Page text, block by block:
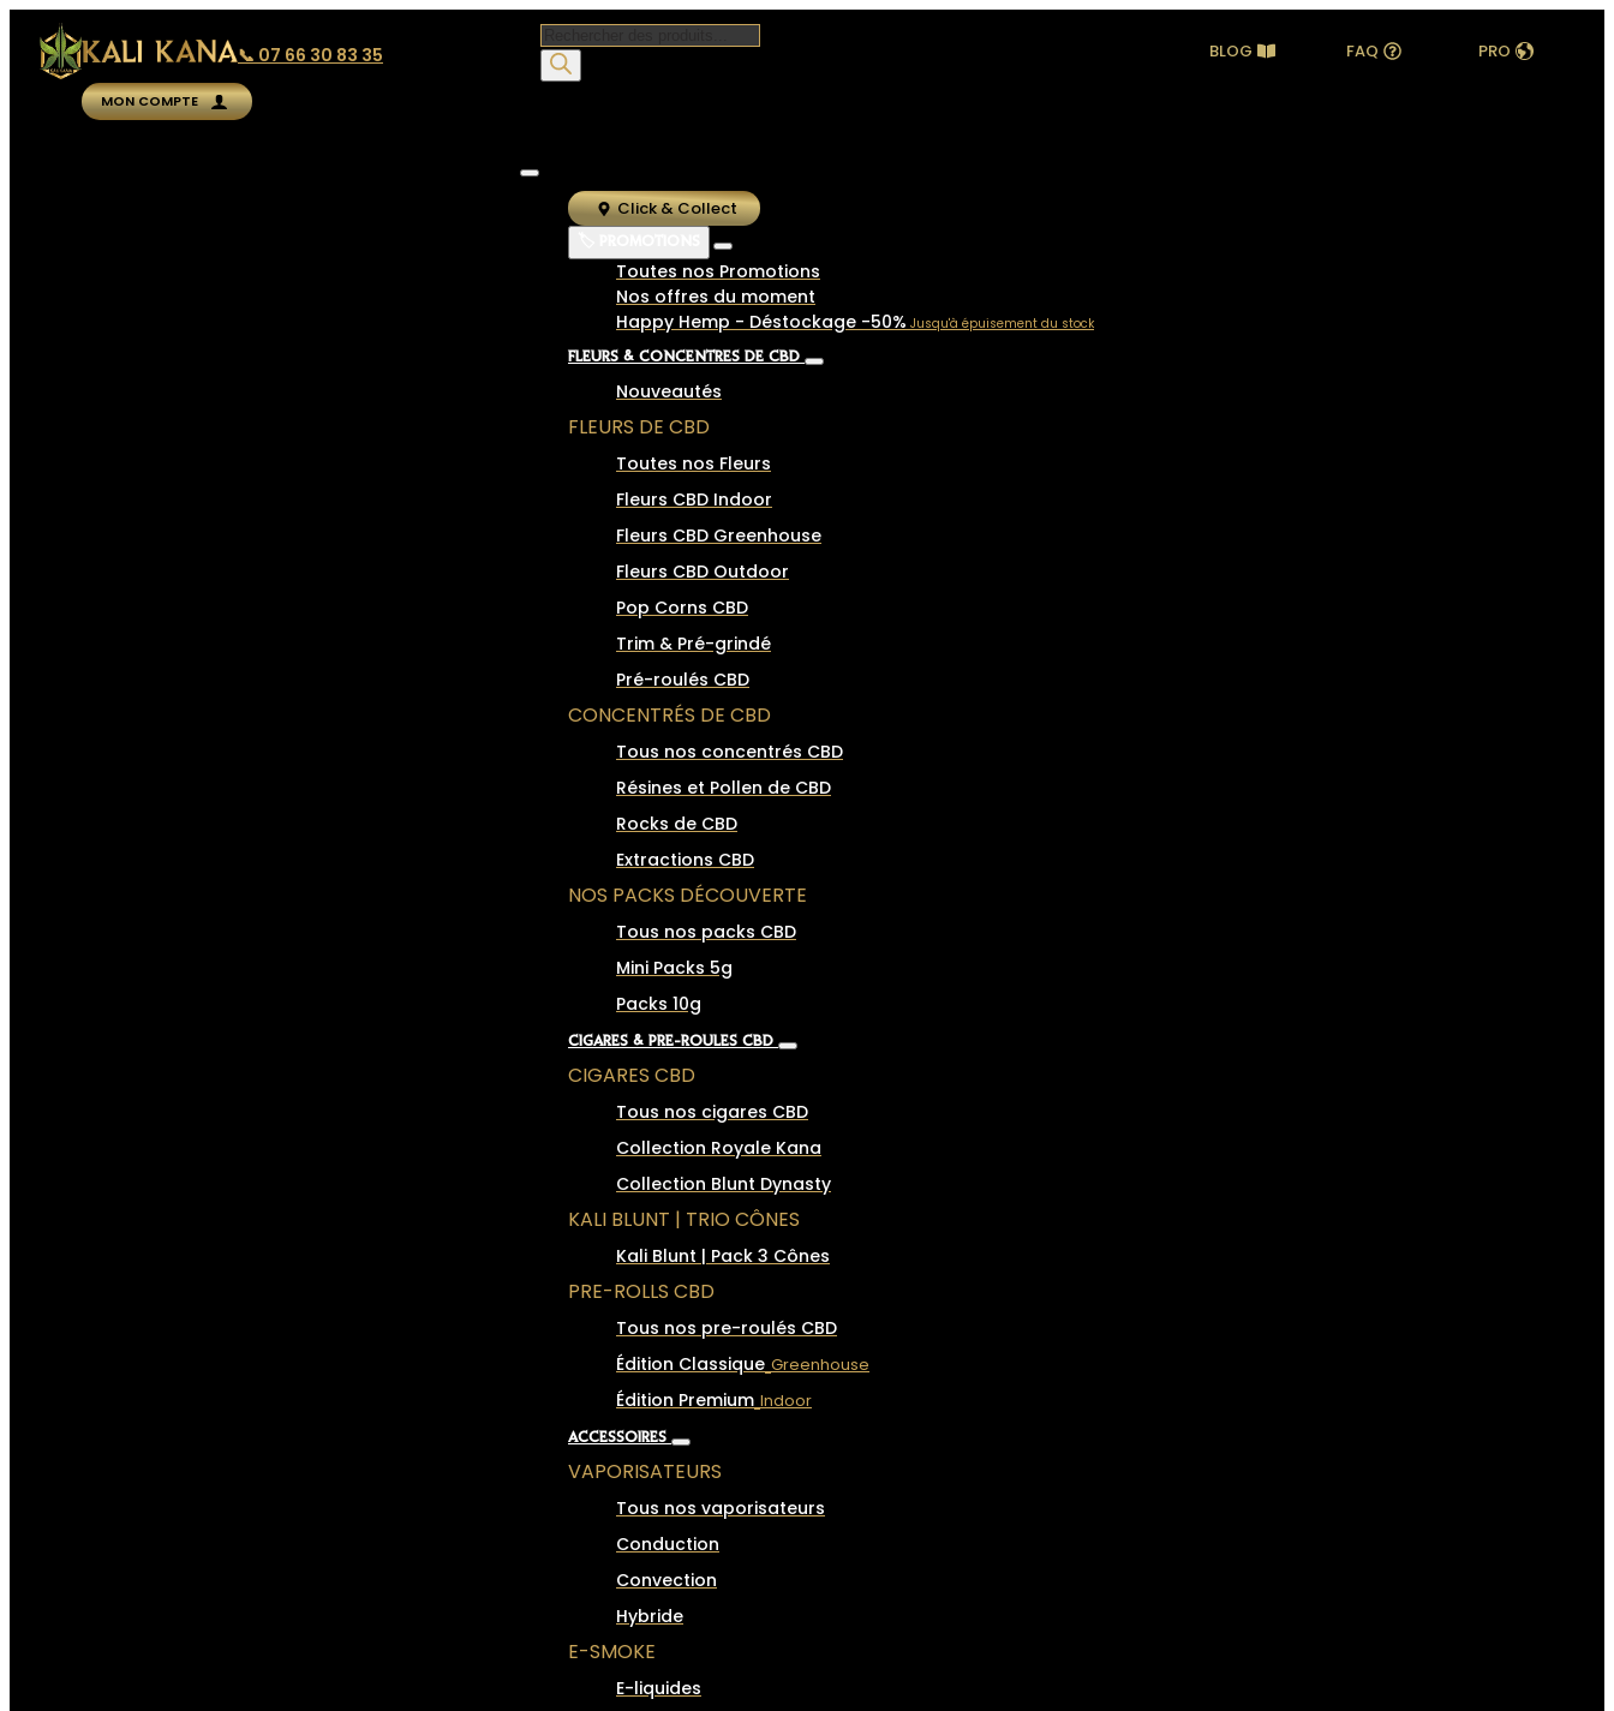
📞 07 66 30 83 35
Recherche
de
BLOG FAQ PRO
MON COMPTE
Click & Collect
Toutes nos Promotions
Nos offres du moment
Happy Hemp - Déstockage -50% Jusqu'à épuisement du stock
FLEURS & CONCENTRÉS DE CBD
Nouveautés
FLEURS DE CBD
Toutes nos Fleurs
Fleurs CBD Indoor
Fleurs CBD Greenhouse
Fleurs CBD Outdoor
Pop Corns CBD
Trim & Pré-grindé
Pré-roulés CBD
CONCENTRÉS DE CBD
Tous nos concentrés CBD
Résines et Pollen de CBD
Rocks de CBD
Extractions CBD
NOS PACKS DÉCOUVERTE
Tous nos packs CBD
Mini Packs 5g
Packs 10g
CIGARES & PRÉ-ROULÉS CBD
CIGARES CBD
Tous nos cigares CBD
Collection Royale Kana
Collection Blunt Dynasty
KALI BLUNT | TRIO CÔNES
Kali Blunt | Pack 3 Cônes
PRE-ROLLS CBD
Tous nos pre-roulés CBD
Édition Classique Greenhouse
Édition Premium Indoor
ACCESSOIRES
VAPORISATEURS
Tous nos vaporisateurs
Conduction
Convection
Hybride
E-SMOKE
E-liquides